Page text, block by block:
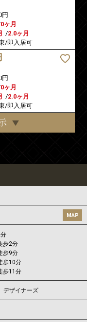
円
0ヶ月
/2.0ヶ月
/即入居可
円
0ヶ月
/2.0ヶ月
/即入居可
MAP
歩2分
歩9分
歩10分
歩11分
デザイナーズ